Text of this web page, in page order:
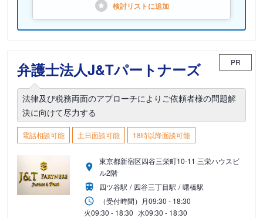
検討リストに追加
弁護士法人J&Tパートナーズ PR
法律及び税務両面のアプローチによりご依頼者様の問題解
決に向けて尽力する
電話相談可能 土日面談可能 18時以降面談可能
東京都新宿区四谷三栄町10-11 三栄ハウスビ
ル2階
四ツ谷駅
四谷三丁目駅
曙橋駅
（受付時間） 月09:30 - 18:30
火09:30 - 18:30 水09:30 - 18:30